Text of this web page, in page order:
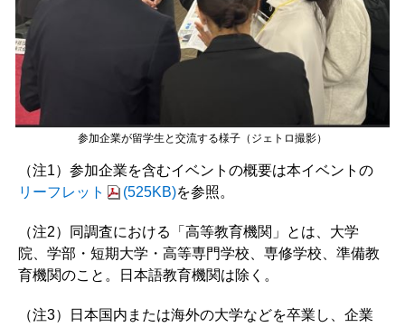
参加企業が留学生と交流する様子（ジェトロ撮影）
（注1）参加企業を含むイベントの概要は本イベントの
リーフレット
(525KB)を参照。
（注2）同調査における「高等教育機関」とは、大学
院、学部・短期大学・高等専門学校、専修学校、準備教
育機関のこと。日本語教育機関は除く。
（注3）日本国内または海外の大学などを卒業し、企業